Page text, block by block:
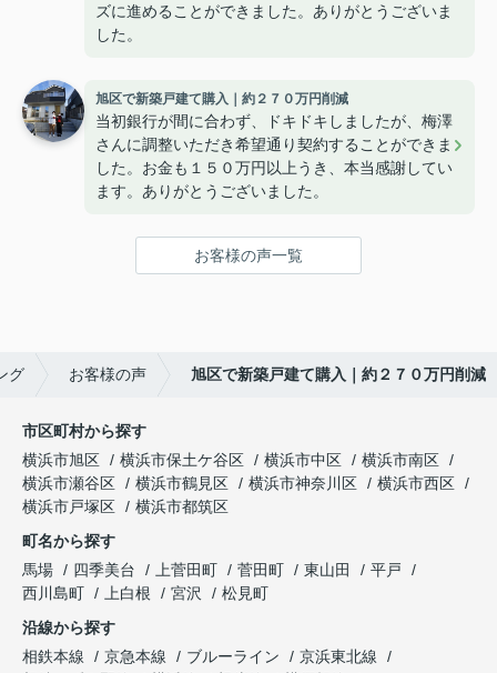
ズに進めることができました。ありがとうございま
した。
旭区で新築戸建て購入｜約２７０万円削減
当初銀行が間に合わず、ドキドキしましたが、梅澤
さんに調整いただき希望通り契約することができま
した。お金も１５０万円以上うき、本当感謝してい
ます。ありがとうございました。
お客様の声一覧
グ お客様の声 旭区で新築戸建て購入｜約２７０万円削減
市区町村から探す
横浜市旭区
横浜市保土ケ谷区 横浜市中区
横浜市南区
横浜市瀬谷区
横浜市鶴見区 横浜市神奈川区
横浜市西区
横浜市戸塚区
横浜市都筑区
町名から探す
馬場
四季美台 上菅田町 菅田町 東山田
平戸
西川島町
上白根 宮沢
松見町
沿線から探す
相鉄本線
京急本線 ブルーライン
京浜東北線